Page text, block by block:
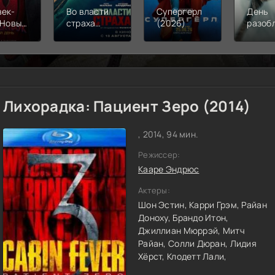
Во власти
страха
Супергерл
(2026)
День
Лихорадка: Пациент Зеро (2014)
, 2014, 94 мин.
Режиссер:
Кааре Эндрюс
Актеры:
Шон Эстин, Карри Грэм, Райан
Доноху, Брандо Итон,
Джиллиан Мюррэй, Митч
Райан, Солли Дюран, Лидия
Хёрст, Клодетт Лали,